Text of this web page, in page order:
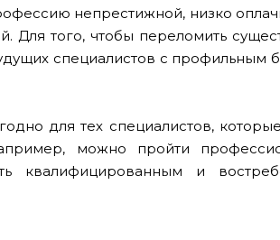
непрестижной, низко
Для того, чтобы переломить
специалистов с профильным
для тех специалистов,
можно пройти
квалифицированным и